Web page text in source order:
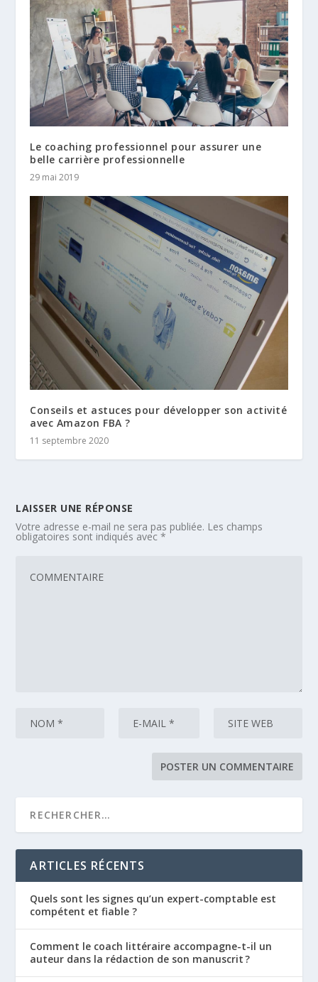
Le coaching professionnel pour assurer une
belle carrière professionnelle
29 mai 2019
Conseils et astuces pour développer son activité
avec Amazon FBA ?
11 septembre 2020
LAISSER UNE RÉPONSE
Votre adresse e-mail ne sera pas publiée. Les champs
obligatoires sont indiqués avec*
ARTICLES RÉCENTS
Quels sont les signes qu’un expert-comptable est
compétent et fiable ?
Comment le coach littéraire accompagne-t-il un
auteur dans la rédaction de son manuscrit ?